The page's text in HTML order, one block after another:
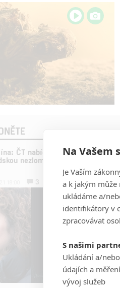
ČT nabídla dva vynikající
nezlomnost
Na Vašem
Je Vaším
a k jakým
ukládáme a/
identifikátory v
zpracovávat
S našimi
Ukládání a/
údajích a
vývoj služeb